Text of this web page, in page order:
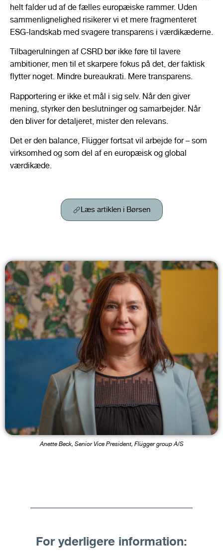
helt falder ud af de fælles europæiske rammer. Uden
sammenlignelighed risikerer vi et mere fragmenteret
ESG-landskab med svagere transparens i værdikæderne.
Tilbagerulningen af CSRD bør ikke føre til lavere
ambitioner, men til et skarpere fokus på det, der faktisk
flytter noget. Mindre bureaukrati. Mere transparens.
Rapportering er ikke et mål i sig selv. Når den giver
mening, styrker den beslutninger og samarbejder. Når
den bliver for detaljeret, mister den relevans.
Det er den balance, Flügger fortsat vil arbejde for – som
virksomhed og som del af en europæisk og global
værdikæde.
Læs artiklen i Børsen
Anette Beck, Senior Vice President, Flügger group A/S
For yderligere information: